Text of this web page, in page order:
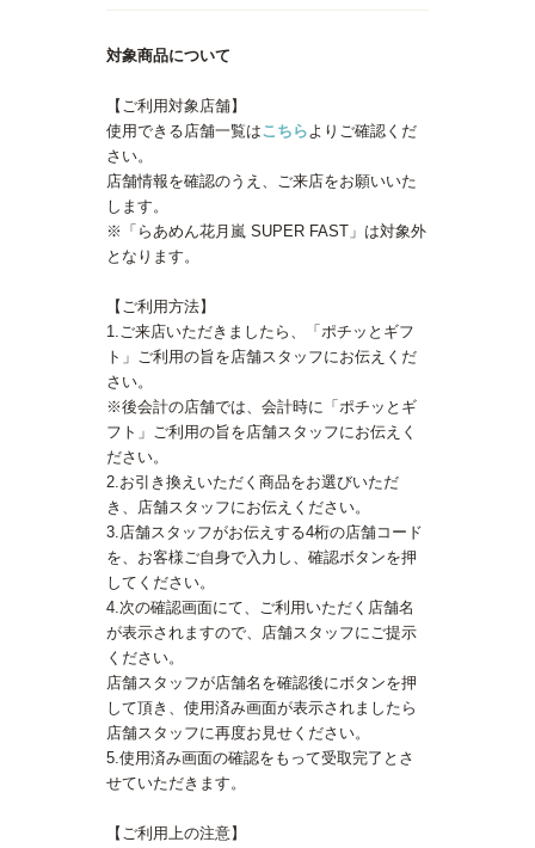
対象商品について
【ご利用対象店舗】
使用できる店舗一覧はこちらよりご確認くだ
さい。
店舗情報を確認のうえ、ご来店をお願いいた
します。
※「らあめん花月嵐 SUPER FAST」は対象外
となります。
【ご利用方法】
1.ご来店いただきましたら、「ポチッとギフ
ト」ご利用の旨を店舗スタッフにお伝えくだ
さい。
※後会計の店舗では、会計時に「ポチッとギ
フト」ご利用の旨を店舗スタッフにお伝えく
ださい。
2.お引き換えいただく商品をお選びいただ
き、店舗スタッフにお伝えください。
3.店舗スタッフがお伝えする4桁の店舗コード
を、お客様ご自身で入力し、確認ボタンを押
してください。
4.次の確認画面にて、ご利用いただく店舗名
が表示されますので、店舗スタッフにご提示
ください。
店舗スタッフが店舗名を確認後にボタンを押
して頂き、使用済み画面が表示されましたら
店舗スタッフに再度お見せください。
5.使用済み画面の確認をもって受取完了とさ
せていただきます。
【ご利用上の注意】